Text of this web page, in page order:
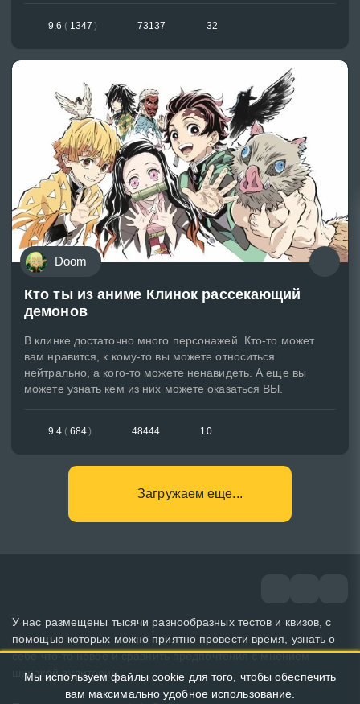
9.6 ( 1347 ) 73137 32
Doom
Кто ты из аниме Клинок рассекающий
демонов
В клинке достаточно много персонажей. Кто-то может
вам нравится, к кому-то вы можете относиться
нейтрально, а кого-то можете ненавидеть. А еще вы
можете узнать кем из них можете оказаться ВЫ.
9.4 ( 684) 48444 10
Загружаем еще...
У нас размещены тысячи разнообразных тестов и квизов, с
помощью которых можно приятно провести время, узнать о
себе что-то новое и сравнить предпочтения с мнением
широкой аудитории.
Мы используем файлы cookie для того, чтобы обеспечить
вам максимально удобное использование.